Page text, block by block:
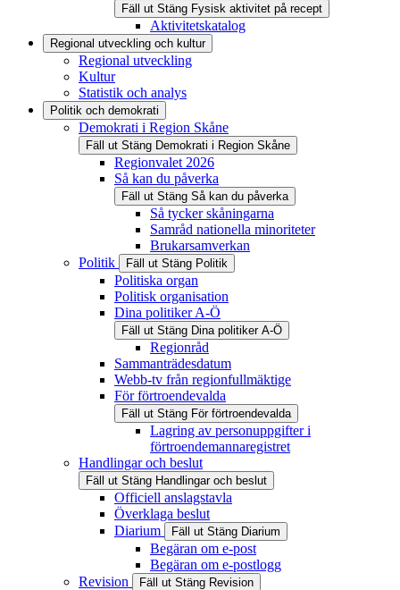
Fäll ut Stäng Fysisk aktivitet på recept
Aktivitetskatalog
Regional utveckling och kultur
Regional utveckling
Kultur
Statistik och analys
Politik och demokrati
Demokrati i Region Skåne
Fäll ut Stäng Demokrati i Region Skåne
Regionvalet 2026
Så kan du påverka
Fäll ut Stäng Så kan du påverka
Så tycker skåningarna
Samråd nationella minoriteter
Brukarsamverkan
Politik
Fäll ut Stäng Politik
Politiska organ
Politisk organisation
Dina politiker A-Ö
Fäll ut Stäng Dina politiker A-Ö
Regionråd
Sammanträdesdatum
Webb-tv från regionfullmäktige
För förtroendevalda
Fäll ut Stäng För förtroendevalda
Lagring av personuppgifter i
förtroendemannaregistret
Handlingar och beslut
Fäll ut Stäng Handlingar och beslut
Officiell anslagstavla
Överklaga beslut
Diarium
Fäll ut Stäng Diarium
Begäran om e-post
Begäran om e-postlogg
Revision
Fäll ut Stäng Revision